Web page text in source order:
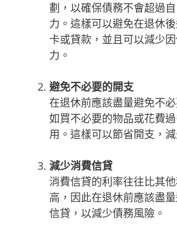
劃，以確保債務不會超過
力。這樣可以避免在退休
卡或貸款，並且可以減少
力。
避免不必要的開支
在退休前應該盡量避免不
如買不必要的物品或花費
用。這樣可以節省開支，
減少消費信貸
消費信貸的利率往往比其
高，因此在退休前應該盡
信貸，以減少債務風險。